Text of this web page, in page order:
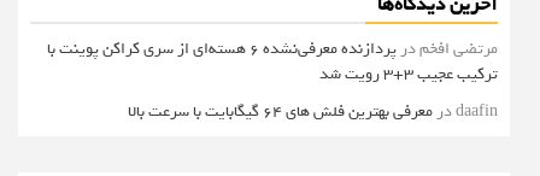
مرتضی افخمدر
پردازنده معرفی‌نشده 6 هسته‌ای از سری کراکن پوینت با
ترکیب عجیب 3+3 رویت شد
daafinدر معرفی بهترین فلش های 64 گیگابایت با سرعت بالا